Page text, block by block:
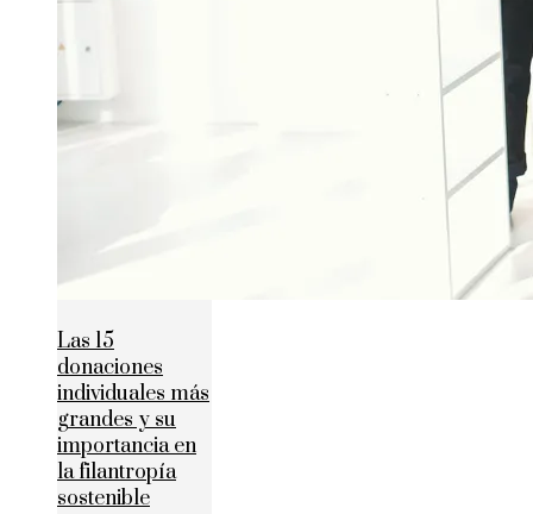
Las 15
donaciones
individuales más
grandes y su
importancia en
la filantropía
sostenible